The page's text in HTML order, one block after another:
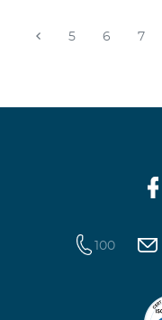
5 6 7
100